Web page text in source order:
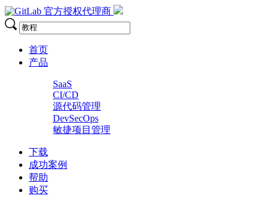
官方授权代理商
首页
产品
SaaS
CI/CD
源代码管理
DevSecOps
敏捷项目管理
下载
成功案例
帮助
购买